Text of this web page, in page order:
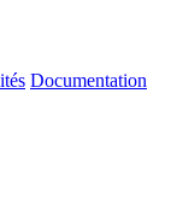
Documentation